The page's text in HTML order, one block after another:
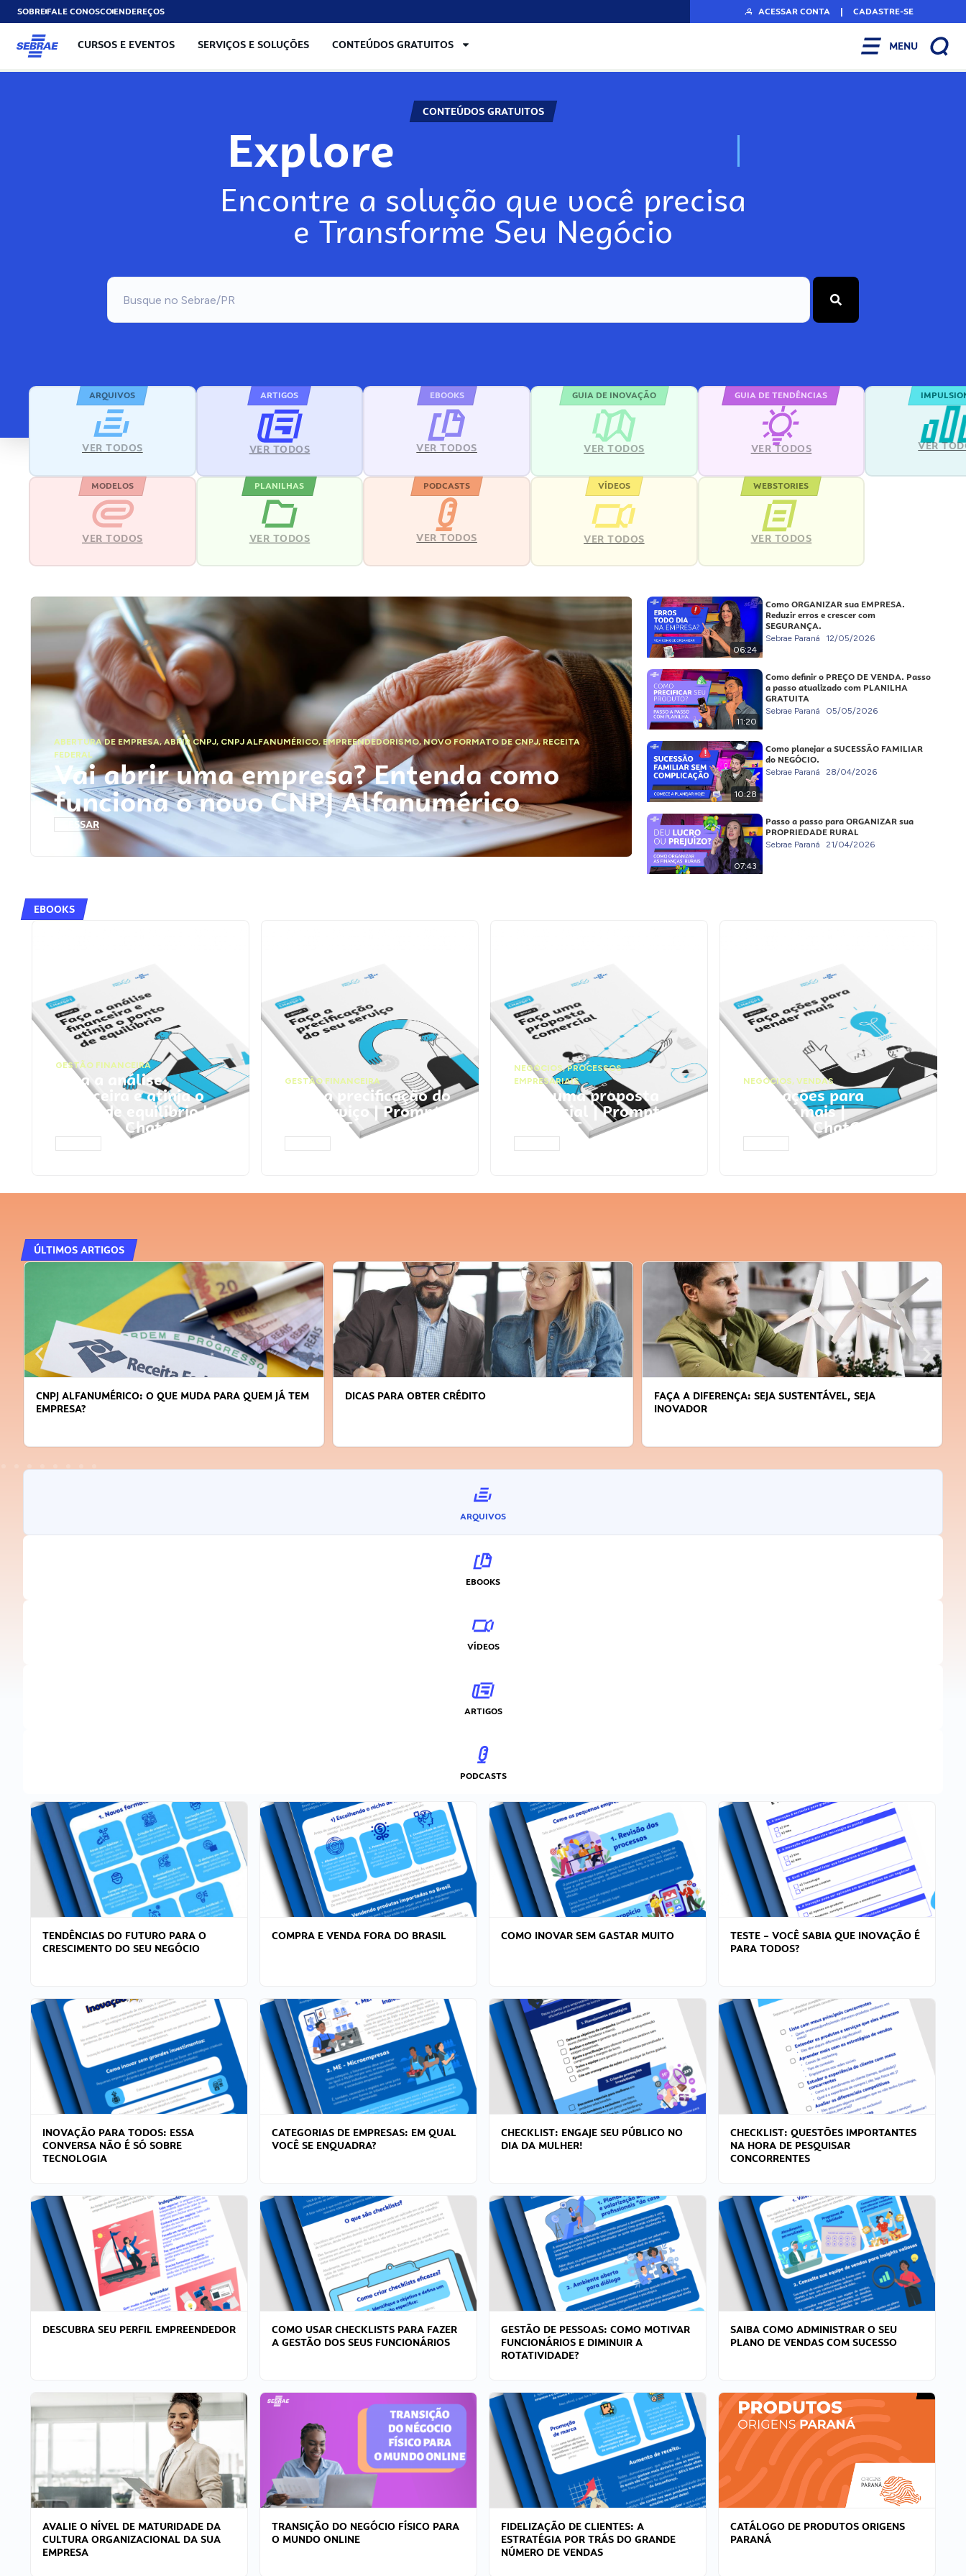
SOBREFALE CONOSCOENDEREÇOS ACESSAR CONTA | CADASTRE-SE
CURSOS E EVENTOS SERVIÇOS E SOLUÇÕES CONTEÚDOS GRATUITOS MENU
CONTEÚDOS GRATUITOS
Explore N
Encontre a solução que você precisa
e Transforme Seu Negócio
ARQUIVOS
VER TODOS
ARTIGOS
VER TODOS
EBOOKS
VER TODOS
GUIA DE INOVAÇÃO
VER TODOS
GUIA DE TENDÊNCIAS
VER TODOS VER
MODELOS
VER TODOS
PLANILHAS
VER TODOS
PODCASTS
VER TODOS
VÍDEOS
VER TODOS
WEBSTORIES
VER TODOS
ABERTURA DE EMPRESA,ABRIR CNPJ, CNPJ ALFANUMÉRICO, EMPREENDEDORISMO,NOVO FORMATO DE CNPJ,RECEITA
FEDERAL
Vai abrir uma empresa? Entenda como
funciona o novo CNPJ Alfanumérico
ACESSAR
06:24
Como ORGANIZAR sua EMPRESA.
Reduzir erros e crescer com
SEGURANÇA.
Sebrae Paraná 12/05/2026
11:20
Como definir o PREÇO DE VENDA. Passo
a passo atualizado com PLANILHA
GRATUITA
Sebrae Paraná 05/05/2026
10:28
Como planejar a SUCESSÃO FAMILIAR
do NEGÓCIO.
Sebrae Paraná 28/04/2026
07:43
Passo a passo para ORGANIZAR sua
PROPRIEDADE RURAL
Sebrae Paraná 21/04/2026
EBOOKS
GESTÃO FINANCEIRA
Faça a análise
financeira e atinja o
ponto de equilíbrio |
Prompts ChatGPT
GESTÃO FINANCEIRA
Faça a precificação do
seu serviço | Prompts
ChatGPT
NEGÓCIOS,PROCESSOS
EMPRESARIAIS
Faça uma proposta
comercial | Prompts
ChatGPT
NEGÓCIOS, VENDAS
Faça ações para
vender mais |
Prompts ChatGPT
ÚLTIMOS ARTIGOS
DICAS PARA OBTER CRÉDITO
FAÇA A DIFERENÇA: SEJA SUSTENTÁVEL, SEJA
APRENDA A GERENCIAR O SEU TEMPO
ARQUIVOS
EBOOKS
VÍDEOS
ARTIGOS
PODCASTS
TENDÊNCIAS DO FUTURO PARA O
CRESCIMENTO DO SEU NEGÓCIO
COMPRA E VENDA FORA DO BRASIL COMO INOVAR SEM GASTAR MUITO
TESTE – VOCÊ SABIA QUE INOVAÇÃO É
PARA TODOS?
INOVAÇÃO PARA TODOS: ESSA
CONVERSA NÃO É SÓ SOBRE
TECNOLOGIA
CATEGORIAS DE EMPRESAS: EM QUAL
VOCÊ SE ENQUADRA?
CHECKLIST: ENGAJE SEU PÚBLICO NO
DIA DA MULHER!
CHECKLIST: QUESTÕES IMPORTANTES
NA HORA DE PESQUISAR
CONCORRENTES
DESCUBRA SEU PERFIL EMPREENDEDOR
COMO USAR CHECKLISTS PARA FAZER
A GESTÃO DOS SEUS FUNCIONÁRIOS
GESTÃO DE PESSOAS: COMO MOTIVAR
FUNCIONÁRIOS E DIMINUIR A
ROTATIVIDADE?
SAIBA COMO ADMINISTRAR O SEU
PLANO DE VENDAS COM SUCESSO
AVALIE O NÍVEL DE MATURIDADE DA
CULTURA ORGANIZACIONAL DA SUA
EMPRESA
TRANSIÇÃO DO NEGÓCIO FÍSICO PARA
O MUNDO ONLINE
FIDELIZAÇÃO DE CLIENTES: A
ESTRATÉGIA POR TRÁS DO GRANDE
NÚMERO DE VENDAS
CATÁLOGO DE PRODUTOS ORIGENS
PARANÁ